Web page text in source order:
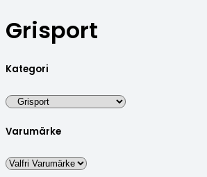
Grisport
Kategori
Varumärke